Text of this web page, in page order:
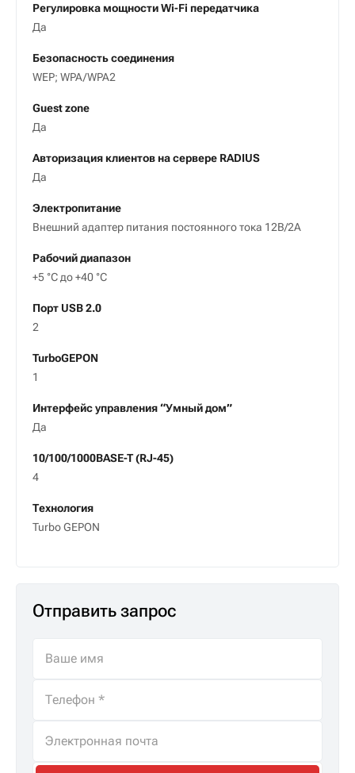
Регулировка мощности Wi-Fi передатчика
Да
Безопасность соединения
WEP; WPA/WPA2
Guest zone
Да
Авторизация клиентов на сервере RADIUS
Да
Электропитание
Внешний адаптер питания постоянного тока 12B/2А
Рабочий диапазон
+5 °С до +40 °С
Порт USB 2.0
2
TurboGEPON
1
Интерфейс управления “Умный дом”
Да
10/100/1000BASE-T (RJ-45)
4
Технология
Turbo GEPON
Отправить запрос